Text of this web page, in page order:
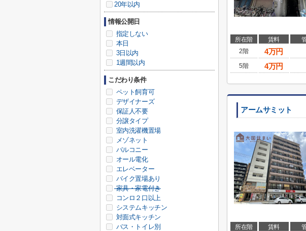
所在階 賃料
2階
4万円
5階
4万円
アームサミット
所在階 賃料
20年以内
情報公開日
指定しない
本日
3日以内
1週間以内
こだわり条件
ペット飼育可
デザイナーズ
保証人不要
分譲タイプ
室内洗濯機置場
メゾネット
バルコニー
オール電化
エレベーター
バイク置場あり
家具・家電付き
コンロ２口以上
システムキッチン
対面式キッチン
バス・トイレ別